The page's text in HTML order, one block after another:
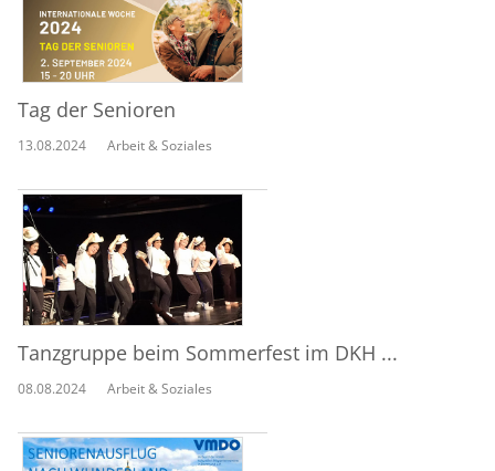
Tag der Senioren
13.08.2024 Arbeit & Soziales
Tanzgruppe beim Sommerfest im DKH ...
08.08.2024 Arbeit & Soziales